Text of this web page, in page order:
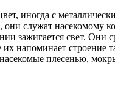
иногда с
служат насекомому
зажигается свет. Они
напоминает строение
плесенью,